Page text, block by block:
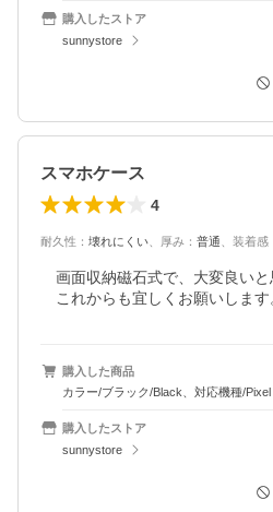
購入したストア
sunnystore
スマホケース
4
耐久性 ： 壊れにくい 厚み ： 普通 装着感
画面収納磁石式で、大変良いと
これからも宜しくお願いします
購入した商品
カラー/ブラック/Black、対応機種/
購入したストア
sunnystore